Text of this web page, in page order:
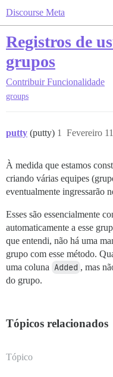
Discourse Meta
Registros de
grupos
Contribuir Funcionalidade
groups
putty (putty) Fevereiro
1
À medida que estamos
criando várias equipes
eventualmente ingressarão
Esses são essencialmente
automaticamente a esse
que entendi, não há uma
grupo com esse método.
uma coluna Added , mas
do grupo.
Tópicos relacionados
Tópico